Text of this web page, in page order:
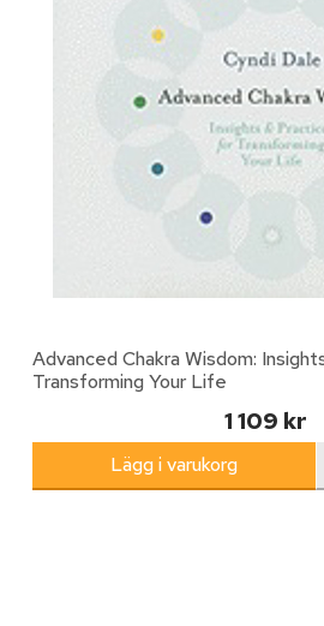
Advanced Chakra Wisdom:
Transforming Your Life
1 109 kr